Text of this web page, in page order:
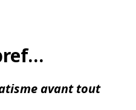
avant tout